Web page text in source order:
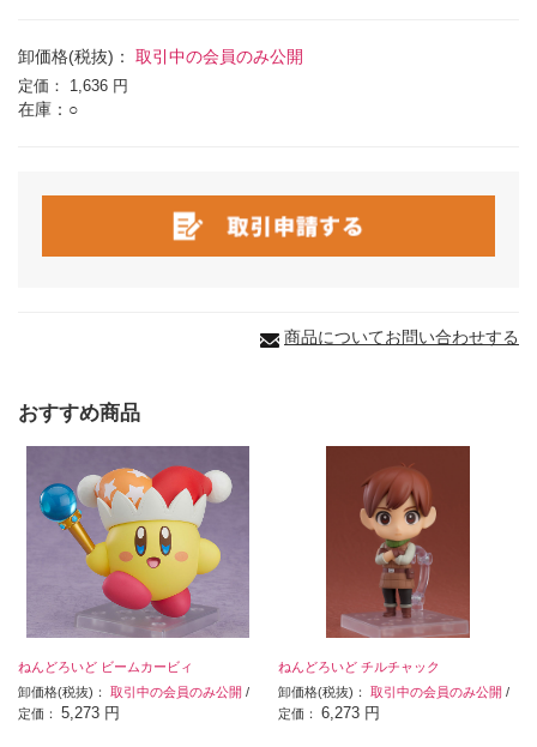
卸価格(税抜)： 取引中の会員のみ公開
定価： 1,636 円
在庫：○
商品についてお問い合わせする
おすすめ商品
ねんどろいど ビームカービィ
卸価格(税抜)： 取引中の会員のみ公開 /
定価： 5,273 円
ねんどろいど チルチャック
卸価格(税抜)：取引中の会員のみ公開 /
定価：6,273 円